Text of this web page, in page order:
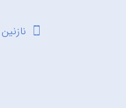
نازنین